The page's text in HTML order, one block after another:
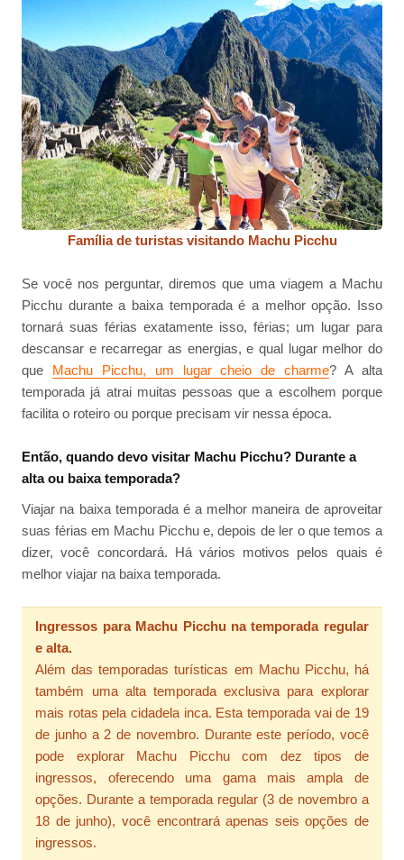
Família de turistas visitando Machu Picchu
Se você nos perguntar, diremos que uma viagem a Machu
Picchu durante a baixa temporada é a melhor opção. Isso
tornará suas férias exatamente isso, férias; um lugar para
descansar e recarregar as energias, e qual lugar melhor do
que Machu Picchu, um lugar cheio de charme? A alta
temporada já atrai muitas pessoas que a escolhem porque
facilita o roteiro ou porque precisam vir nessa época.
Então, quando devo visitar Machu Picchu? Durante a
alta ou baixa temporada?
Viajar na baixa temporada é a melhor maneira de aproveitar
suas férias em Machu Picchu e, depois de ler o que temos a
dizer, você concordará. Há vários motivos pelos quais é
melhor viajar na baixa temporada.
Ingressos para Machu Picchu na temporada regular
e alta.
Além das temporadas turísticas em Machu Picchu, há
também uma alta temporada exclusiva para explorar
mais rotas pela cidadela inca. Esta temporada vai de 19
de junho a 2 de novembro. Durante este período, você
pode explorar Machu Picchu com dez tipos de
ingressos, oferecendo uma gama mais ampla de
opções. Durante a temporada regular (3 de novembro a
18 de junho), você encontrará apenas seis opções de
ingressos.